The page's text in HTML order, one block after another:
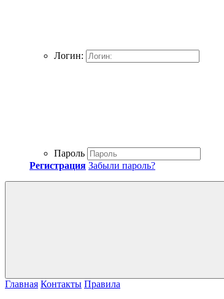
Логин:
Пароль
Регистрация Забыли пароль?
Главная Контакты Правила